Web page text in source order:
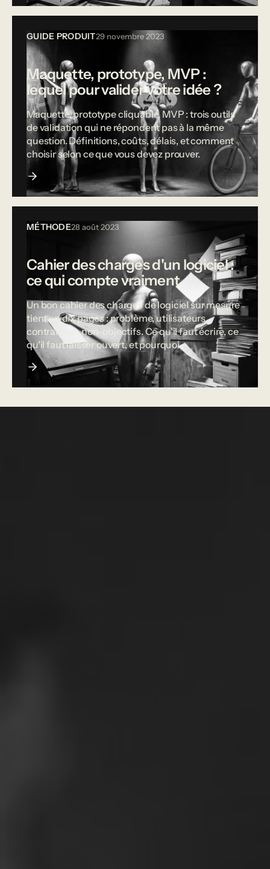
GUIDE PRODUIT29 novembre 2023
Maquette, prototype, MVP :
lequel pour valider votre idée ?
Maquette, prototype cliquable, MVP : trois outils
de validation qui ne répondent pas à la même
question. Définitions, coûts, délais, et comment
choisir selon ce que vous devez prouver.
MÉTHODE28 août 2023
Cahier des charges d'un logiciel :
ce qui compte vraiment
Un bon cahier des charges de logiciel sur mesure
tient en dix pages : problème, utilisateurs,
contraintes, non-objectifs. Ce qu'il faut écrire, ce
qu'il faut laisser ouvert, et pourquoi.